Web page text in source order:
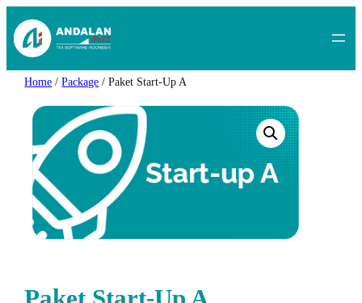
Home /Package / Paket Start-Up A